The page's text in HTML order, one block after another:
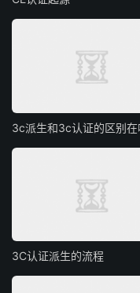
3c派生和3c认证的区别在
3C认证派生的流程